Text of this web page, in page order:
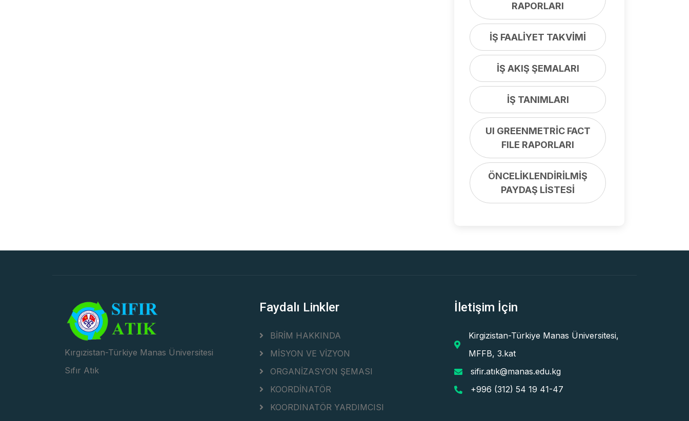
RAPORLARI
İŞ FAALİYET TAKVİMİ
İŞ AKIŞ ŞEMALARI
İŞ TANIMLARI
UI GREENMETRİC FACT
FILE RAPORLARI
ÖNCELİKLENDİRİLMİŞ
PAYDAŞ LİSTESİ
Kırgızistan-Türkiye Manas Üniversitesi
Sıfır Atık
Faydalı Linkler
BİRİM HAKKINDA
MİSYON VE VİZYON
ORGANİZASYON ŞEMASI
KOORDİNATÖR
KOORDINATÖR YARDIMCISI
İletişim İçin
Kirgizistan-Türkiye Manas Üniversitesi,
MFFB, 3.kat
sifir.atık@manas.edu.kg
+996 (312) 54 19 41-47